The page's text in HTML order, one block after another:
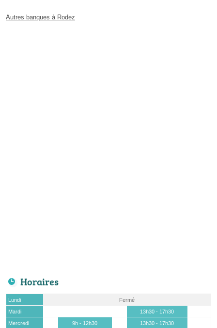
Autres banques à Rodez
Horaires
Lundi
Fermé
Mardi
13h30 - 17h30
Mercredi
9h - 12h30
13h30 - 17h30